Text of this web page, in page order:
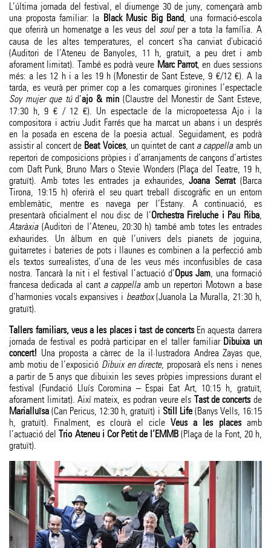
L’última jornada del festival, el diumenge 30 de juny, començarà amb
una proposta familiar: la Black Music Big Band, una formació-escola
que oferirà un homenatge a les veus del soulper a tota la família. A
causa de les altes temperatures, el concert s'ha canviat d'ubicació
(Auditori de l'Ateneu de Banyoles, 11 h, gratuït, a peu dret i amb
aforament limitat). També es podrà veure Marc Parrot, en dues sessions
més: a les 12 h i a les 19 h (Monestir de Sant Esteve, 9 €/12 €). A la
tarda, es veurà per primer cop a les comarques gironines l’espectacle
Soy mujer que túd’ajo & min(Claustre del Monestir de Sant Esteve,
17:30 h, 9 € / 12 €). Un espectacle de la micropoetessa Ajo i la
compositora i actriu Judit Farrés que ha marcat un abans i un després
en la posada en escena de la poesia actual. Seguidament, es podrà
assistir al concert de Beat Voices, un quintet de cant a cappellaamb un
repertori de composicions pròpies i d’arranjaments de cançons d’artistes
com Daft Punk, Bruno Mars o Stevie Wonders (Plaça del Teatre, 19 h,
gratuït). Amb totes les entrades ja exhaurides,Joana Serrat(Barca
Tirona, 19:15 h) oferirà el seu quart treball discogràfic en un entorn
emblemàtic, mentre es navega per l’Estany. A continuació, es
presentarà oficialment el nou disc de l’Orchestra Fireluche i Pau Riba,
Ataràxia(Auditori de l’Ateneu, 20:30 h) també amb totes les entrades
exhaurides. Un àlbum en què l’univers dels pianets de joguina,
guitarretes i bateries de pots i llaunes es combinen a la perfecció amb
els textos surrealistes, d’una de les veus més inconfusibles de casa
nostra. Tancarà la nit i el festival l’actuació d’Opus Jam, una formació
francesa dedicada al cant a cappellaamb un repertori Motown a base
d’harmonies vocals expansives i beatbox(Juanola La Muralla, 21:30 h,
gratuït).
Tallers familiars, veus a les places i tast de concertsEn aquesta darrera
jornada de festival es podrà participar en el taller familiar Dibuixa un
concert! Una proposta a càrrec de la il·lustradora Andrea Zayas que,
amb motiu de l’exposició Dibuix en directe, proposarà els nens i nenes
a partir de 5 anys que dibuixin les seves pròpies impressions durant el
festival (Fundació Lluís Coromina – Espai Eat Art, 10:15 h, gratuït,
aforament limitat). Així mateix, es podran veure els Tast de concertsde
Marialluïsa (Can Pericus, 12:30 h, gratuït) i Still Life(Banys Vells, 16:15
h, gratuït). Finalment, es clourà el cicleVeus a les placesamb
l’actuació delTrio Ateneu i Cor Petit de l’EMMB (Plaça de la Font, 20 h,
gratuït).